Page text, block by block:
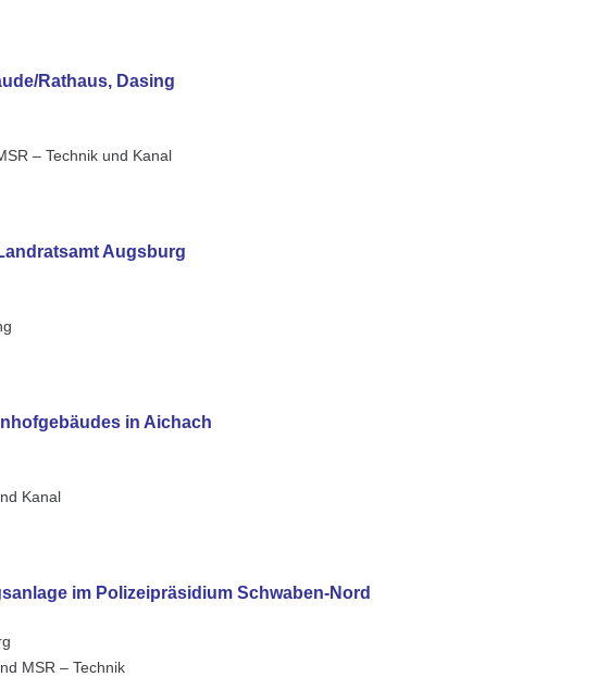
Rathaus, Dasing
– Technik und Kanal
Augsburg
in Aichach
Kanal
im Polizeipräsidium Schwaben-Nord
MSR – Technik